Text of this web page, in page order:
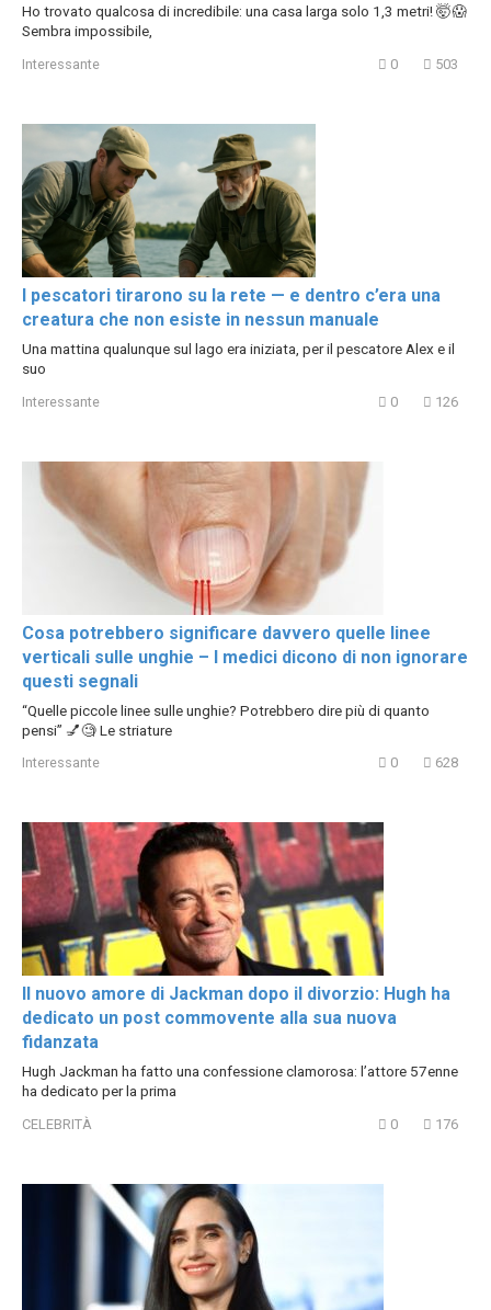
Ho trovato qualcosa di incredibile: una casa larga solo 1,3 metri! 🤯😱
Sembra impossibile,
Interessante 0 503
I pescatori tirarono su la rete — e dentro c’era una
creatura che non esiste in nessun manuale
Una mattina qualunque sul lago era iniziata, per il pescatore Alex e il
suo
Interessante 0 126
Cosa potrebbero significare davvero quelle linee
verticali sulle unghie – I medici dicono di non ignorare
questi segnali
“Quelle piccole linee sulle unghie? Potrebbero dire più di quanto
pensi” 💅🧐 Le striature
Interessante 0 628
Il nuovo amore di Jackman dopo il divorzio: Hugh ha
dedicato un post commovente alla sua nuova
fidanzata
Hugh Jackman ha fatto una confessione clamorosa: l’attore 57enne
ha dedicato per la prima
CELEBRITÀ 0 176